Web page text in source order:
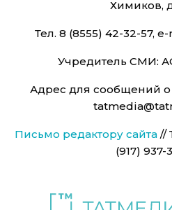
Химиков,
Тел. 8 (8555) 42-32-57,
Учредитель СМИ:
Адрес для сообщений о
Письмо редактору сайта //
(917) 937-